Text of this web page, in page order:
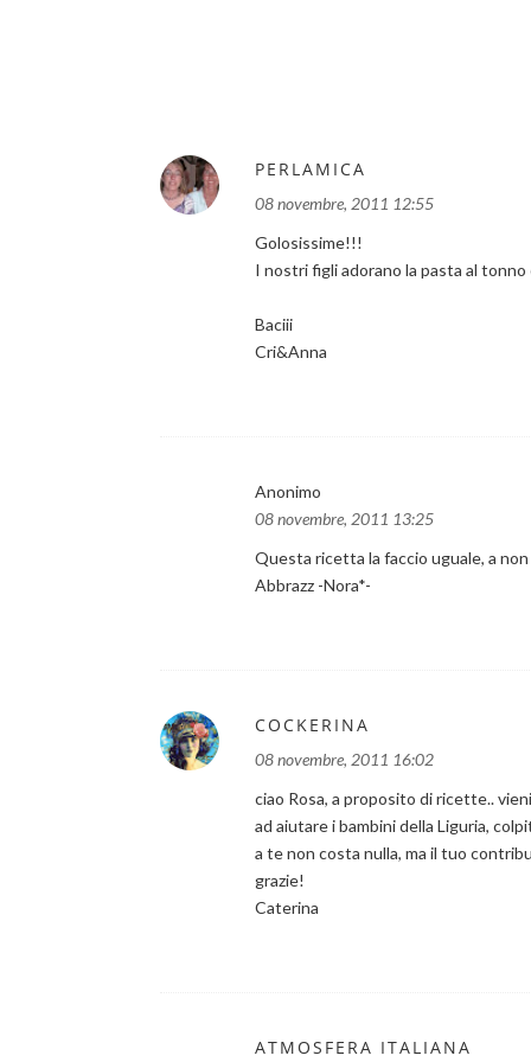
PERLAMICA
08 novembre, 2011 12:55
Golosissime!!!
I nostri figli adorano la pasta al
Baciii
Cri&Anna
Anonimo
08 novembre, 2011 13:25
Questa ricetta la faccio uguale, a
Abbrazz -Nora*-
COCKERINA
08 novembre, 2011 16:02
ciao Rosa, a proposito di ricette..
ad aiutare i bambini della Liguria,
a te non costa nulla, ma il tuo
grazie!
Caterina
ATMOSFERA ITALIANA